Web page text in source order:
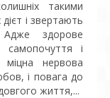
такими
і звертають
здорове
і
міцна нервова
і повага до
життя,...